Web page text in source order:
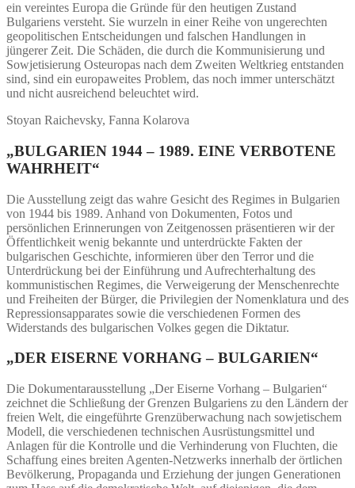
ein vereintes Europa die Gründe für den heutigen Zustand
Bulgariens versteht. Sie wurzeln in einer Reihe von ungerechten
geopolitischen Entscheidungen und falschen Handlungen in
jüngerer Zeit. Die Schäden, die durch die Kommunisierung und
Sowjetisierung Osteuropas nach dem Zweiten Weltkrieg entstanden
sind, sind ein europaweites Problem, das noch immer unterschätzt
und nicht ausreichend beleuchtet wird.
Stoyan Raichevsky, Fanna Kolarova
„BULGARIEN 1944 – 1989. EINE VERBOTENE
WAHRHEIT“
Die Ausstellung zeigt das wahre Gesicht des Regimes in Bulgarien
von 1944 bis 1989. Anhand von Dokumenten, Fotos und
persönlichen Erinnerungen von Zeitgenossen präsentieren wir der
Öffentlichkeit wenig bekannte und unterdrückte Fakten der
bulgarischen Geschichte, informieren über den Terror und die
Unterdrückung bei der Einführung und Aufrechterhaltung des
kommunistischen Regimes, die Verweigerung der Menschenrechte
und Freiheiten der Bürger, die Privilegien der Nomenklatura und des
Repressionsapparates sowie die verschiedenen Formen des
Widerstands des bulgarischen Volkes gegen die Diktatur.
„DER EISERNE VORHANG – BULGARIEN“
Die Dokumentarausstellung „Der Eiserne Vorhang – Bulgarien“
zeichnet die Schließung der Grenzen Bulgariens zu den Ländern der
freien Welt, die eingeführte Grenzüberwachung nach sowjetischem
Modell, die verschiedenen technischen Ausrüstungsmittel und
Anlagen für die Kontrolle und die Verhinderung von Fluchten, die
Schaffung eines breiten Agenten-Netzwerks innerhalb der örtlichen
Bevölkerung, Propaganda und Erziehung der jungen Generationen